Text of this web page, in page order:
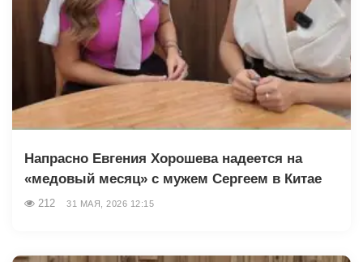
Напрасно Евгения Хорошева надеется на
«медовый месяц» с мужем Сергеем в Китае
212 31 МАЯ, 2026 12:15